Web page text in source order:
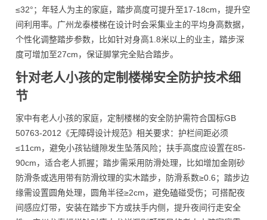
≤32°；年轻人为主的家庭，踏步高度可提升至17-18cm，提升空
间利用率。广州龙泰楼梯在设计时会采集业主的平均身高数据，
个性化调整踏步参数，比如针对身高1.8米以上的业主，踏步深
度可增加至27cm，保证脚掌完全贴合踏步。
针对老人小孩的定制楼梯安全防护技术细
节
家中有老人小孩的家庭，定制楼梯的安全防护需符合国标GB
50763-2012《无障碍设计规范》相关要求：护栏间距必须
≤11cm，避免小孩钻缝隙发生坠落风险；扶手高度应设置在85-
90cm，适合老人抓握；踏步需采用防滑处理，比如增加金刚砂
防滑条或选用带有防滑纹理的实木踏步，防滑系数≥0.6；踏步边
缘需设置圆角处理，圆角半径≥2cm，避免磕碰受伤；可搭配夜
间感应灯带，安装在踏步下方或扶手内侧，提升夜间行走安全